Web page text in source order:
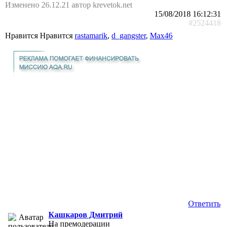
Изменено 26.12.21 автор krevetok.net
15/08/2018 16:12:31
#2524418
Нравится Нравится rastamarik, d_gangster, Max46
Ответить
Кашкаров Дмитрий
На премодерации